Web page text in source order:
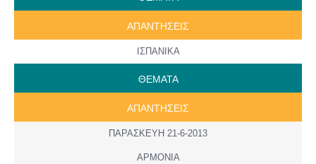
ΑΠΑΝΤΗΣΕΙΣ
ΙΣΠΑΝΙΚΑ
ΘΕΜΑΤΑ
ΑΠΑΝΤΗΣΕΙΣ
ΠΑΡΑΣΚΕΥΗ 21-6-2013
ΑΡΜΟΝΙΑ